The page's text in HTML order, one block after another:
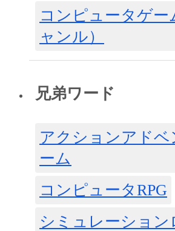
コンピュータゲー
ャンル）
兄弟ワード
アクションアド
ーム
コンピュータRPG
シミュレーション